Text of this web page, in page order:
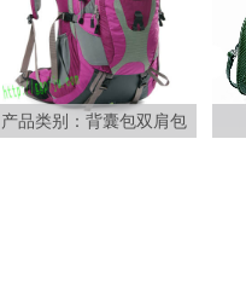
产品类别：背囊包双肩包